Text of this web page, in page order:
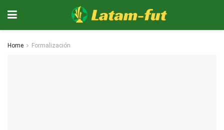
Home Formalización